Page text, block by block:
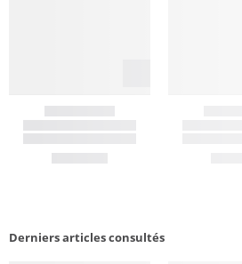
Derniers articles consultés